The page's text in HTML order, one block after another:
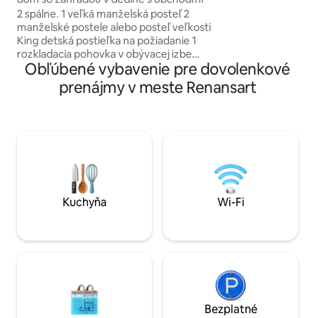
2 spálne. 1 veľká manželská posteľ 2
manželské postele alebo posteľ veľkosti
King detská postieľka na požiadanie 1
rozkladacia pohovka v obývacej izbe
Vybavená kuchyňa: rúra, sporák,
kávovar Senséo, mikrovlnná rúra,
kanvica, hriankovač, fondue. raclette
hračky a aktivity pre deti. 📚čítanie pre
celú rodinu. prechádzky v prírode 🌳🍂
Obľúbené vybavenie pre dovolenkové
prenájmy v meste Renansart
Kuchyňa Wi-Fi
Bezplatné